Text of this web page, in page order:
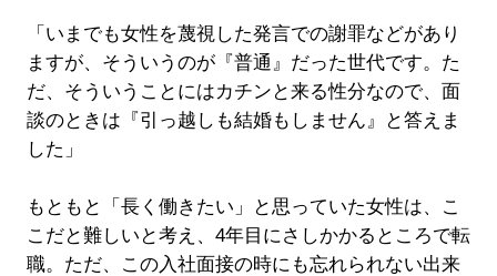
「いまでも女性を蔑視した発言での謝罪などがあり
ますが、そういうのが『普通』だった世代です。た
だ、そういうことにはカチンと来る性分なので、面
談のときは『引っ越しも結婚もしません』と答えま
した」
もともと「長く働きたい」と思っていた女性は、こ
こだと難しいと考え、4年目にさしかかるところで転
職。ただ、この入社面接の時にも忘れられない出来